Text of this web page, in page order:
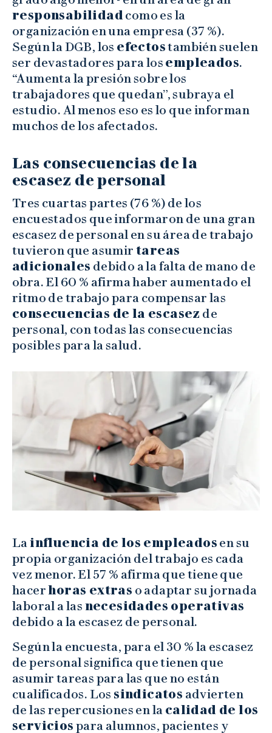
responsabilidadcomo es la
organización en una empresa (37 %).
Según la DGB, los efectostambién suelen
ser devastadores para los empleados.
“Aumenta la presión sobre los
trabajadores que quedan”, subraya el
estudio. Al menos eso es lo que informan
muchos de los afectados.
Las consecuencias de la
escasez de personal
Tres cuartas partes (76 %) de los
encuestados que informaron de una gran
escasez de personal en su área de trabajo
tuvieron que asumir tareas
adicionales debido a la falta de mano de
obra. El 60 % afirma haber aumentado el
ritmo de trabajo para compensar las
consecuencias de la escasez de
personal, con todas las consecuencias
posibles para la salud.
Lainfluencia de los empleados en su
propia organización del trabajo es cada
vez menor. El 57 % afirma que tiene que
hacerhoras extras o adaptar su jornada
laboral a las necesidades operativas
debido a la escasez de personal.
Según la encuesta, para el 30 % la escasez
de personal significa que tienen que
asumir tareas para las que no están
cualificados. Los sindicatos advierten
de las repercusiones en la calidad de los
servicios para alumnos, pacientes y